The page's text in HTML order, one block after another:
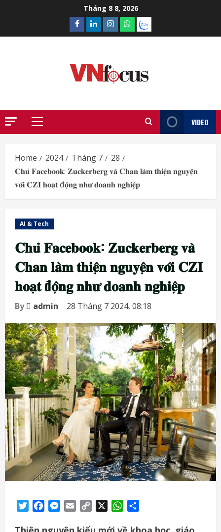
Tháng 8 8, 2026
Facebook
LinkedinInstagram
What’sapp
Zalo
Primary
VIDEO
Home 2024 Tháng 7
28
𝐂𝐡𝐮̉ 𝐅𝐚𝐜𝐞𝐛𝐨𝐨𝐤: 𝐙𝐮𝐜𝐤𝐞𝐫𝐛𝐞𝐫𝐠 𝐯𝐚̀ 𝐂𝐡𝐚𝐧 𝐥𝐚̀𝐦 𝐭𝐡𝐢𝐞̣̂𝐧 𝐧𝐠𝐮𝐲𝐞̣̂𝐧
𝐯𝐨̛́𝐢 𝐂𝐙𝐈 𝐡𝐨𝐚̣𝐭 đ𝐨̣̂𝐧𝐠 𝐧𝐡𝐮̛ 𝐝𝐨𝐚𝐧𝐡 𝐧𝐠𝐡𝐢𝐞̣̂𝐩
AI & Tech
𝐂𝐡𝐮̉ 𝐅𝐚𝐜𝐞𝐛𝐨𝐨𝐤: 𝐙𝐮𝐜𝐤𝐞𝐫𝐛𝐞𝐫𝐠 𝐯𝐚̀
𝐂𝐡𝐚𝐧 𝐥𝐚̀𝐦 𝐭𝐡𝐢𝐞̣̂𝐧 𝐧𝐠𝐮𝐲𝐞̣̂𝐧 𝐯𝐨̛́𝐢 𝐂𝐙𝐈
𝐡𝐨𝐚̣𝐭 đ𝐨̣̂𝐧𝐠 𝐧𝐡𝐮̛ 𝐝𝐨𝐚𝐧𝐡 𝐧𝐠𝐡𝐢𝐞̣̂𝐩
By admin 28 Tháng 7 2024, 08:18
TwitterFacebookMessenger
Email
Copy
WhatsApp